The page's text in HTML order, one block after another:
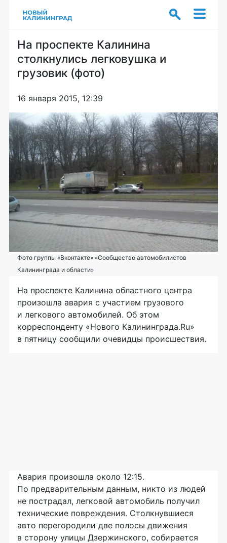
На проспекте Калинина
столкнулись легковушка и
грузовик (фото)
16 января 2015, 12:39
Фото группы «Вконтакте» «Сообщество автомобилистов
Калининграда и области»
На проспекте Калинина областного центра
произошла авария с участием грузового
и легкового автомобилей. Об этом
корреспонденту «Нового Калининграда.Ru»
в пятницу сообщили очевидцы происшествия.
Авария произошла около 12:15.
По предварительным данным, никто из людей
не пострадал, легковой автомобиль получил
технические повреждения. Столкнувшиеся
авто перегородили две полосы движения
в сторону улицы Дзержинского, собирается